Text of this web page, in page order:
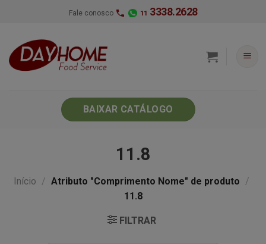
Fale conosco 11 3338.2628
BAIXAR CATÁLOGO
11.8
Início / Atributo "Comprimento Nome" de produto /
11.8
FILTRAR